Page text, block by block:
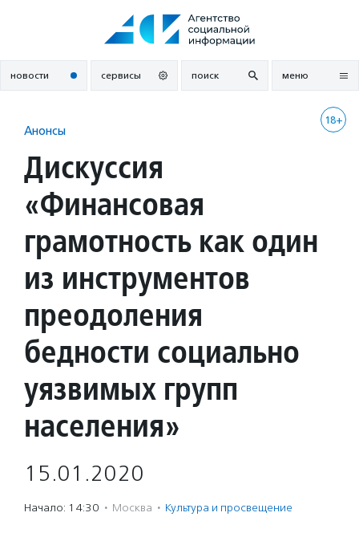
новости сервисы поиск меню
18+
Анонсы
Дискуссия
«Финансовая
грамотность как один
из инструментов
преодоления
бедности социально
уязвимых групп
населения»
15.01.2020
Начало: 14:30 · Москва · Культура и просвещение